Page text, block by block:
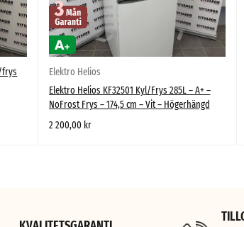
frys
Elektro Helios
Elektro Helios KF32501 Kyl/Frys 285L – A+ –
NoFrost Frys – 174,5 cm – Vit – Högerhängd
2 200,00 kr